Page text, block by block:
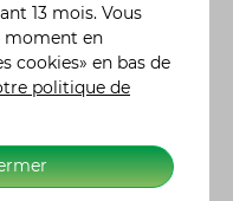
?
scooter, il
tarifs, les
AMV,
de la moto,
sérieuse
AMV offre
13 mois. Vous
moment en
cookies» en bas de
politique de